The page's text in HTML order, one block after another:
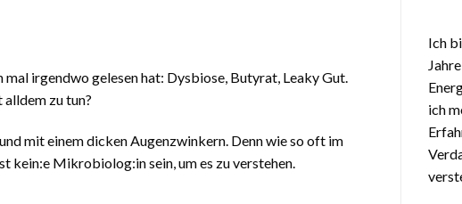
irgendwo gelesen hat: Dysbiose, Butyrat, Leaky Gut.
zu tun?
mit einem dicken Augenzwinkern. Denn wie so oft im
kein:e Mikrobiolog:in sein, um es zu verstehen.
Ich
ich